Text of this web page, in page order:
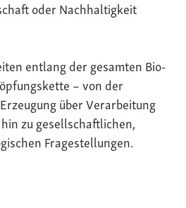
oder Nachhaltigkeit
entlang der gesamten Bio-
– von der
über Verarbeitung
zu gesellschaftlichen,
Fragestellungen.